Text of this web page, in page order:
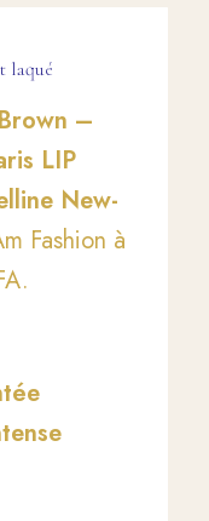
laqué
–
LIP
New-
Fashion à